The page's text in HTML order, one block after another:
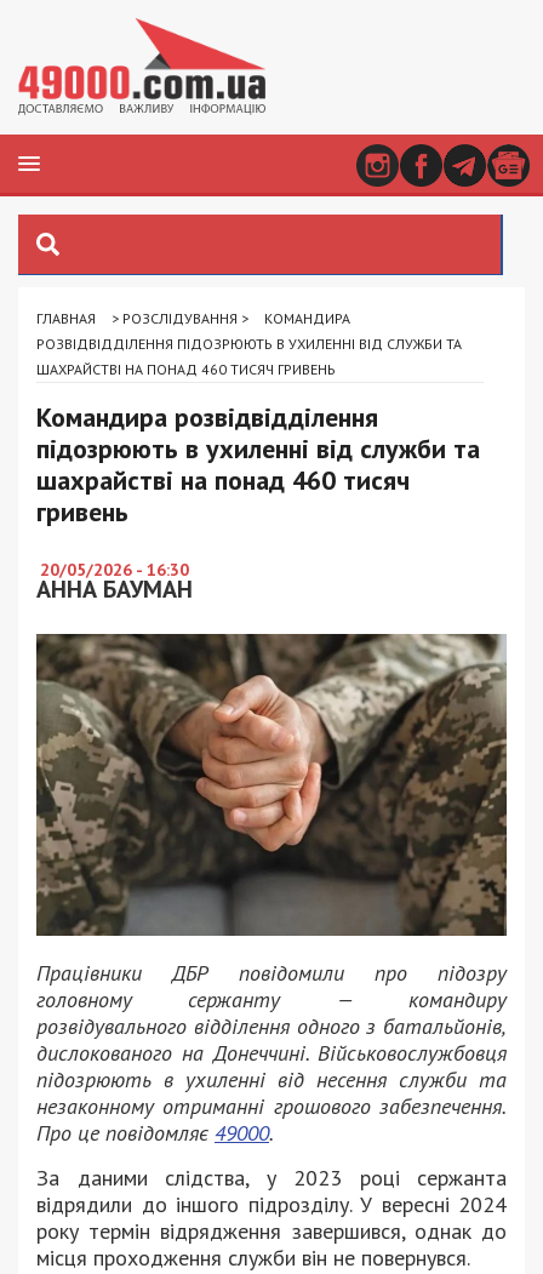
ГЛАВНАЯ > РОЗСЛІДУВАННЯ >
КОМАНДИРА
РОЗВІДВІДДІЛЕННЯ ПІДОЗРЮЮТЬ В УХИЛЕННІ ВІД СЛУЖБИ ТА
ШАХРАЙСТВІ НА ПОНАД 460 ТИСЯЧ ГРИВЕНЬ
Командира розвідвідділення
підозрюють в ухиленні від служби та
шахрайстві на понад 460 тисяч
гривень
20/05/2026 - 16:30
АННА БАУМАН
ПрацівникиДБРповідомили про підозру
головному сержанту — командиру
розвідувального відділення одного з батальйонів,
дислокованого на Донеччині. Військовослужбовця
підозрюють в ухиленні від несення служби та
незаконному отриманні грошового забезпечення.
Про це повідомляє 49000.
За даними слідства, у 2023 році сержанта
відрядили до іншого підрозділу. У вересні 2024
року термін відрядження завершився, однак до
місця проходження служби він не повернувся.